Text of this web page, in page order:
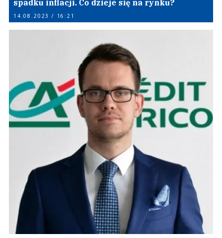
spadku inflacji. Co dzieje się na rynku?
14.08.2023 / 16:21